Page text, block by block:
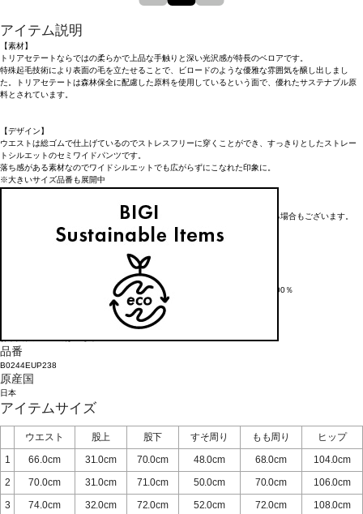
アイテム説明
【素材】
トリアセテートならではの柔らかで上品な手触りと深い光沢感が特長のベロアです。
特殊起毛技術により表面の毛を立たせることで、ビロードのような優雅な雰囲気を醸し出しまし
た。トリアセテートは森林保全に配慮した原料を使用しているという面で、優れたサステナブル原
料とされています。
【デザイン】
ウエストは総ゴムで仕上げているのでストレスフリーに穿くことができ、すっきりとしたストレー
トシルエットのセミワイドパンツです。
落ち感がある素材なのでワイドシルエットでも広がらずにこなれた印象に。
※大きいサイズ品番も展開中
大きいサイズ品番：B0248EUP238
※在庫状況によりお取り寄せなどの事情で、商品お届けまで1週間前後かかる場合もございます。
アイテム詳細
本体：トリアセテート75%, ポリエステル25%, ペチパンツ：ポリエステル100％
品番
B0244EUP238
原産国
日本
アイテムサイズ
ウエスト 股上 股下 すそ周り もも周り
ヒップ
1
66.0cm 31.0cm 70.0cm 48.0cm 68.0cm
104.0cm
2
70.0cm 31.0cm 71.0cm 50.0cm 70.0cm
106.0cm
3
74.0cm 32.0cm 72.0cm 52.0cm 72.0cm 108.0cm